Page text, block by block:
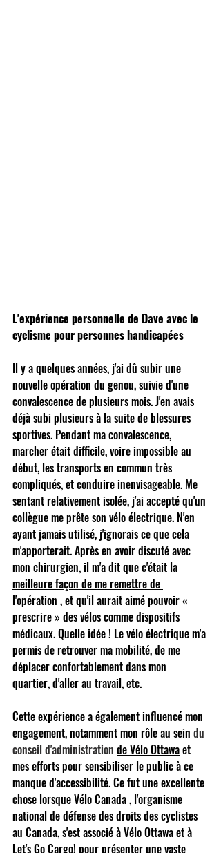
L'expérience personnelle de Dave avec le
cyclisme pour personnes handicapées
Il y a quelques années, j'ai dû subir une
nouvelle opération du genou, suivie d'une
convalescence de plusieurs mois. J'en avais
déjà subi plusieurs à la suite de blessures
sportives. Pendant ma convalescence,
marcher était difficile, voire impossible au
début, les transports en commun très
compliqués, et conduire inenvisageable. Me
sentant relativement isolée, j'ai accepté qu'un
collègue me prête son vélo électrique. N'en
ayant jamais utilisé, j'ignorais ce que cela
m'apporterait. Après en avoir discuté avec
mon chirurgien, il m'a dit que c'était la
meilleure façon de me remettre de
l'opération , et qu'il aurait aimé pouvoir «
prescrire » des vélos comme dispositifs
médicaux. Quelle idée ! Le vélo électrique m'a
permis de retrouver ma mobilité, de me
déplacer confortablement dans mon
quartier, d'aller au travail, etc.
Cette expérience a également influencé mon
engagement, notamment mon rôle au sein du
conseil d'administration de Vélo Ottawaet
mes efforts pour sensibiliser le public à ce
manque d'accessibilité. Ce fut une excellente
chose lorsqueVélo Canada, l'organisme
national de défense des droits des cyclistes
au Canada, s'est associé à Vélo Ottawa et à
Let's Go Cargo! pour présenter une vaste